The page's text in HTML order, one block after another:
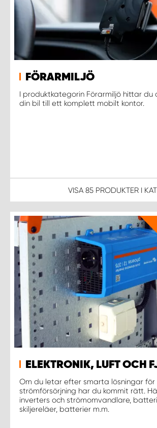
FÖRARMILJÖ
I produktkategorin Förarmiljö hittar du
din bil till ett komplett mobilt kontor.
VISA 85 PRODUKTER I
ELEKTRONIK, LUFT OCH
Om du letar efter smarta lösningar för
strömförsörjning har du kommit rätt.
inverters och strömomvandlare,
skiljereläer, batterier m.m.